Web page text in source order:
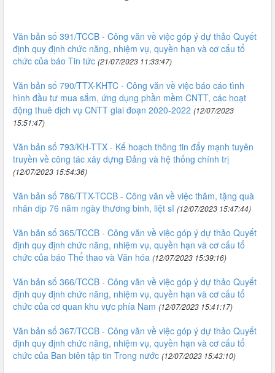
Văn bản số 391/TCCB - Công văn về việc góp ý dự thảo Quyết
định quy định chức năng, nhiệm vụ, quyền hạn và cơ cấu tổ
chức của báo Tin tức (21/07/2023 11:33:47)
Văn bản số 790/TTX-KHTC - Công văn về việc báo cáo tình
hình đầu tư mua sắm, ứng dụng phần mềm CNTT, các hoạt
động thuê dịch vụ CNTT giai đoạn 2020-2022 (12/07/2023
15:51:47)
Văn bản số 793/KH-TTX - Kế hoạch thông tin đẩy mạnh tuyên
truyền về công tác xây dựng Đảng và hệ thống chính trị
(12/07/2023 15:54:36)
Văn bản số 786/TTX-TCCB - Công văn về việc thăm, tặng quà
nhân dịp 76 năm ngày thương binh, liệt sĩ (12/07/2023 15:47:44)
Văn bản số 365/TCCB - Công văn về việc góp ý dự thảo Quyết
định quy định chức năng, nhiệm vụ, quyền hạn và cơ cấu tổ
chức của báo Thể thao và Văn hóa (12/07/2023 15:39:16)
Văn bản số 366/TCCB - Công văn về việc góp ý dự thảo Quyết
định quy định chức năng, nhiệm vụ, quyền hạn và cơ cấu tổ
chức của cơ quan khu vực phía Nam (12/07/2023 15:41:17)
Văn bản số 367/TCCB - Công văn về việc góp ý dự thảo Quyết
định quy định chức năng, nhiệm vụ, quyền hạn và cơ cấu tổ
chức của Ban biên tập tin Trong nước (12/07/2023 15:43:10)